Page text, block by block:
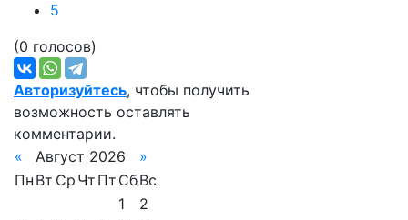
5
(0 голосов)
Авторизуйтесь, чтобы получить
возможность оставлять
комментарии.
«
Август 2026
»
Пн Вт Ср Чт Пт СбВс
1
2